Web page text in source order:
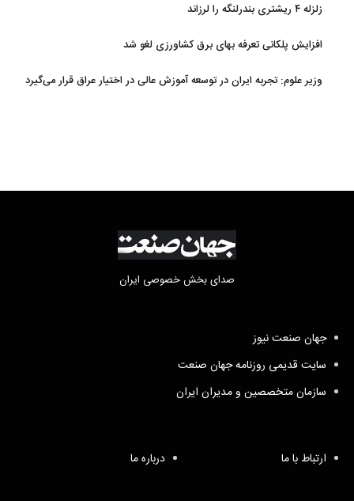
زلزله ۴ ریشتری بندرلنگه را لرزاند
افزایش پلکانی تعرفه بهای برق کشاورزی لغو شد
وزیر علوم: تجربه ایران در توسعه آموزش عالی در اختیار عراق قرار می‌گیرد
صدای بخش خصوصی ایران
جهان صنعت نیوز
سایت قدیمی روزنامه جهان صنعت
سازمان متخصصین و مدیران ایران
ارتباط با ما درباره ما